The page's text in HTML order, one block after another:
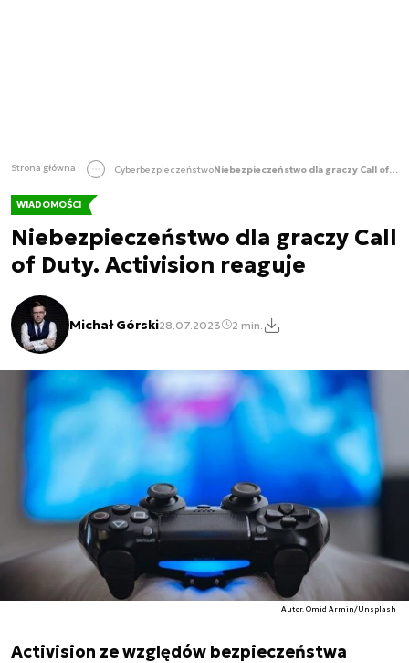
Strona główna Cyberbezpieczeństwo Niebezpieczeństwo dla graczy Call of Duty. Activision reaguje
WIADOMOŚCI
Niebezpieczeństwo dla graczy Call
of Duty. Activision reaguje
Michał Górski28.07.2023 2 min.
Autor. Omid Armin/Unsplash
Activision ze względów bezpieczeństwa